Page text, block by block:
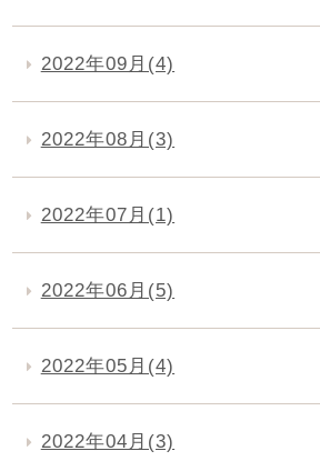
2022年09月(4)
2022年08月(3)
2022年07月(1)
2022年06月(5)
2022年05月(4)
2022年04月(3)